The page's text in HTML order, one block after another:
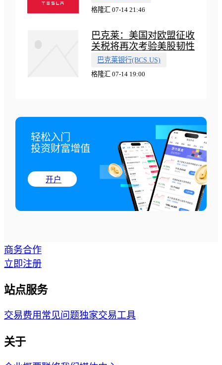
格隆汇 07-14 21:46
巴克莱：美国对欧盟征收
关税将再次考验美股韧性
巴克莱银行(BCS.US)
格隆汇 07-14 19:00
轻松入门
投资财富增值
开户
商务合作
立即注册
站点服务
交易费用常见问题独家交易工具
关于